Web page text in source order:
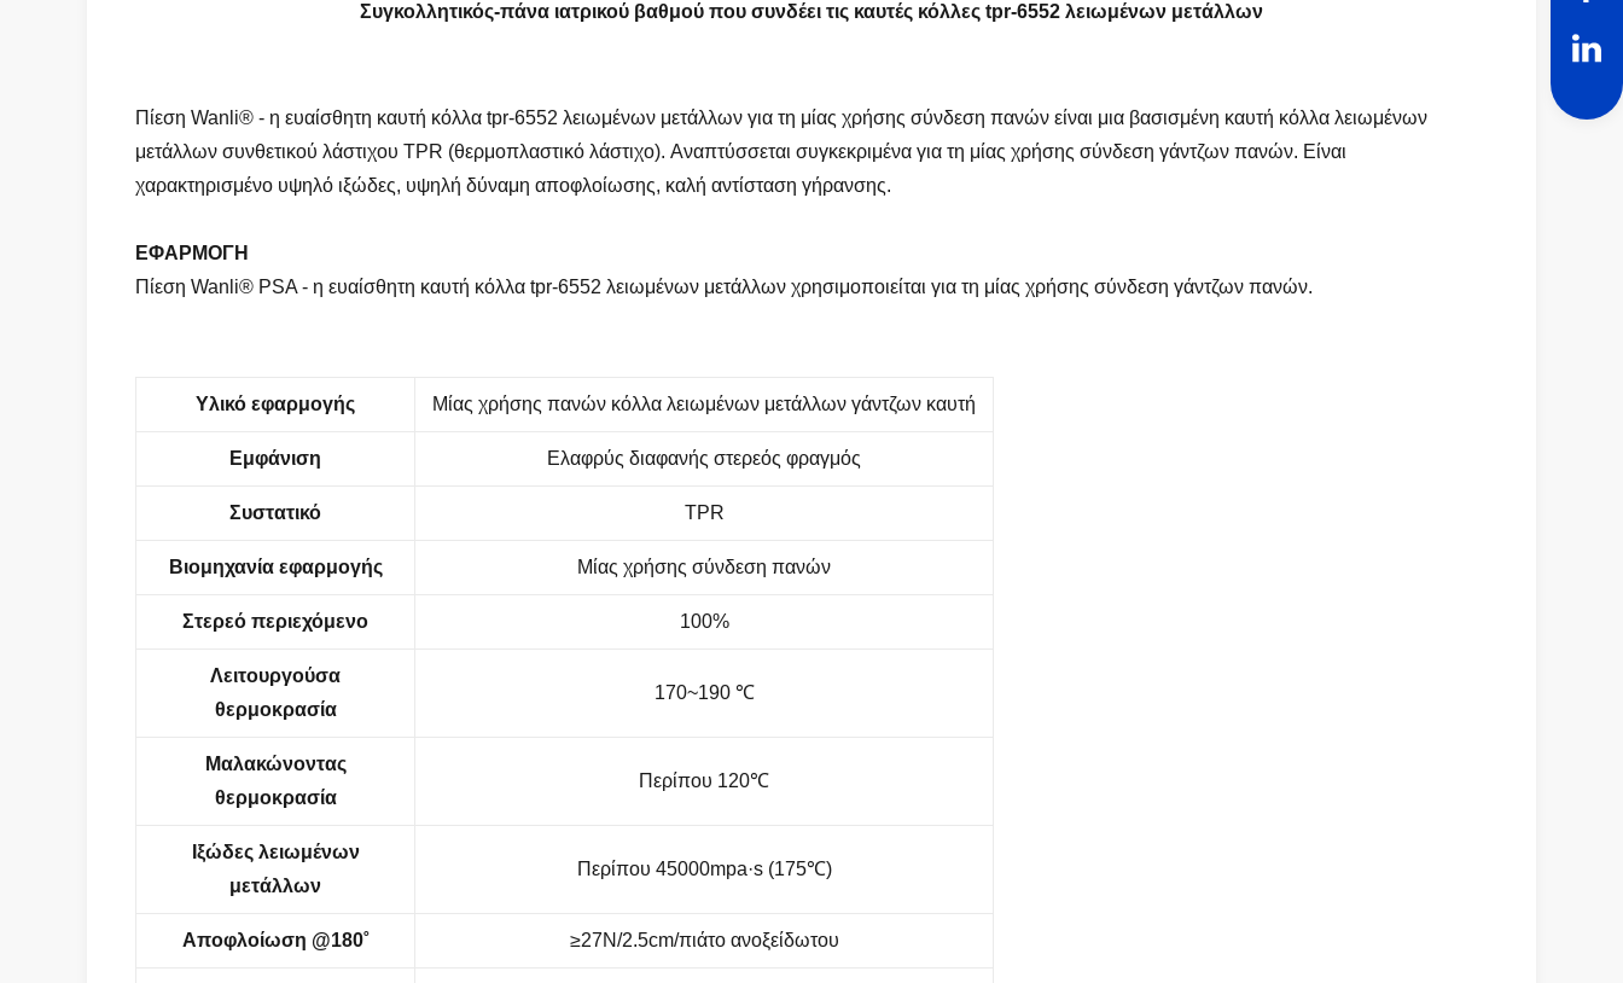
Συγκολλητικός-πάνα ιατρικού βαθμού που συνδέει τις καυτές κόλλες tpr-6552 λειωμένων μετάλλων
Πίεση Wanli® - η ευαίσθητη καυτή κόλλα tpr-6552 λειωμένων μετάλλων για τη μίας χρήσης σύνδεση πανών είναι μια βασισμένη καυτή κόλλα λειωμένων
μετάλλων συνθετικού λάστιχου TPR (θερμοπλαστικό λάστιχο). Αναπτύσσεται συγκεκριμένα για τη μίας χρήσης σύνδεση γάντζων πανών. Είναι
χαρακτηρισμένο υψηλό ιξώδες, υψηλή δύναμη αποφλοίωσης, καλή αντίσταση γήρανσης.
ΕΦΑΡΜΟΓΗ
Πίεση Wanli® PSA - η ευαίσθητη καυτή κόλλα tpr-6552 λειωμένων μετάλλων χρησιμοποιείται για τη μίας χρήσης σύνδεση γάντζων πανών.
Υλικό εφαρμογής Μίας χρήσης πανών κόλλα λειωμένων μετάλλων γάντζων καυτή
Εμφάνιση Ελαφρύς διαφανής στερεός φραγμός
Συστατικό TPR
Βιομηχανία εφαρμογής Μίας χρήσης σύνδεση πανών
Στερεό περιεχόμενο 100%
Λειτουργούσα
θερμοκρασία
170~190 ℃
Μαλακώνοντας
θερμοκρασία
Περίπου 120℃
Ιξώδες λειωμένων
μετάλλων
Περίπου 45000mpa·s (175℃)
Αποφλοίωση @180˚ ≥27N/2.5cm/πιάτο ανοξείδωτου